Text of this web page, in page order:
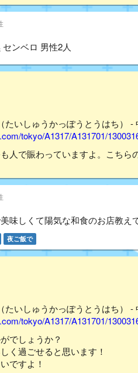
ンベロ 男性2人
たいしゅうかっぽうとうはち） -
tokyo/A1317/A131701/
人で賑わっていますよ。こち
味しくて陽気な和食のお店教え
夜ご飯で
たいしゅうかっぽうとうはち） -
tokyo/A1317/A131701/
でしょうか？
く過ごせると思います！
ですよ！